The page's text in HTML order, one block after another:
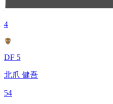
56
4
DF 5
北爪 健吾
54